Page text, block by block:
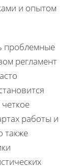
и опытом
проблемные
регламент
работы и
также